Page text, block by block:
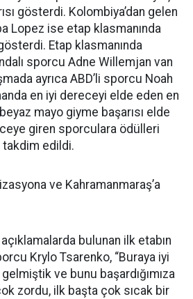
gösterdi. Kolombiya’dan gelen
Lopez ise etap klasmanında
Etap klasmanında
sporcu Adne Willemjan van
ayrıca ABD’li sporcu Noah
en iyi dereceyi elde eden en
mayo giyme başarısı elde
giren sporculara ödülleri
edildi.
ve Kahramanmaraş’a
açıklamalarda bulunan ilk etabın
Krylo Tsarenko, “Buraya iyi
ve bunu başardığımıza
zordu, ilk başta çok sıcak bir